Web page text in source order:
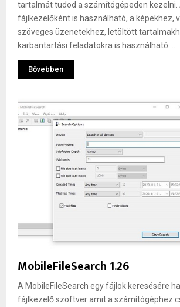
tartalmát tudod a számítógépeden
fájlkezelőként is használható, a képekhez,
szöveges üzenetekhez, letöltött
karbantartási feladatokra is használható....
Bővebben
MobileFileSearch 1.26
A MobileFileSearch egy fájlok keresésére
fájlkezelő szoftver amit a számítógéphez